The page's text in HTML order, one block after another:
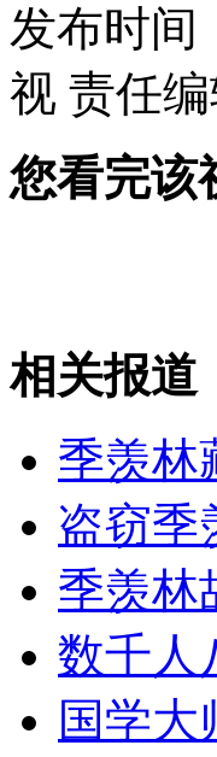
猫咪走失16年后与
广东一校车与货车
山西运城恶犬咬
女孩北京地铁殴
无痛分娩是否安全
外交部：反对强
发布时间
视 责任
您看完该
相关报道
季羡林
盗窃季
季羡林
数千人
国学大